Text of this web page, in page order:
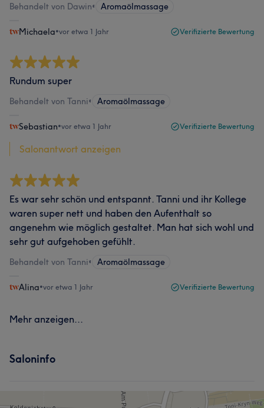
Behandelt von Dawin• Aromaölmassage
Michaela•vor etwa 1 Jahr Verifizierte Bewertung
Rundum super
Behandelt von Tanni• Aromaölmassage
Sebastian•vor etwa 1 Jahr Verifizierte Bewertung
Salonantwort anzeigen
Es war sehr schön und entspannt. Tanni und ihr Kollege
waren super nett und haben den Aufenthalt so
angenehm wie möglich gestaltet. Man hat sich wohl und
sehr gut aufgehoben gefühlt.
Behandelt von Tanni• Aromaölmassage
Alina•vor etwa 1 Jahr Verifizierte Bewertung
Mehr anzeigen...
Saloninfo